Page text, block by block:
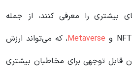
بیشتری را معرفی کنند، از جمله
Metaverse، که می‌تواند ارزش
قابل توجهی برای مخاطبان بیشتری